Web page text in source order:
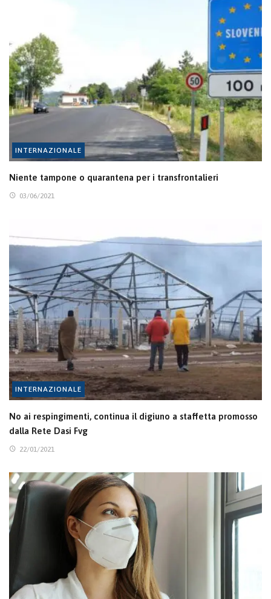
INTERNAZIONALE
Niente tampone o quarantena per i transfrontalieri
03/06/2021
INTERNAZIONALE
No ai respingimenti, continua il digiuno a staffetta promosso
dalla Rete Dasi Fvg
22/01/2021